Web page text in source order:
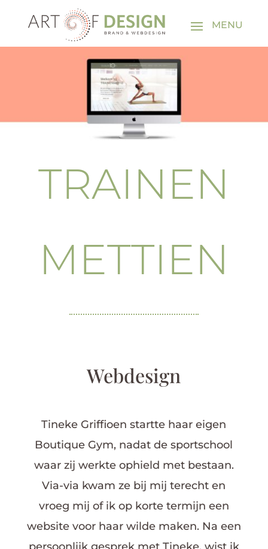
TRAINEN
METTIEN
Webdesign
Tineke Griffioen startte haar eigen
Boutique Gym, nadat de sportschool
waar zij werkte ophield met bestaan.
Via-via kwam ze bij mij terecht en
vroeg mij of ik op korte termijn een
website voor haar wilde maken. Na een